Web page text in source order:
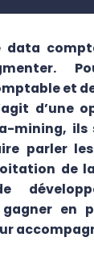
data
et
d’une
mining, ils
parler
de
en